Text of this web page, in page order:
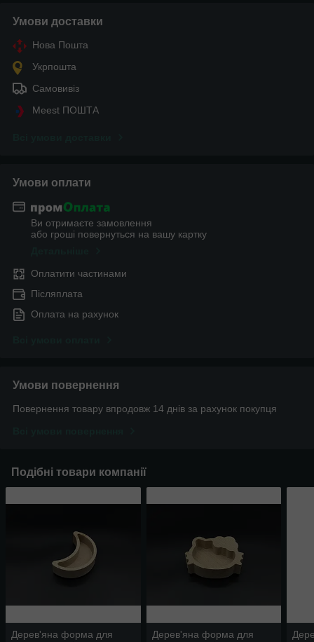
Умови доставки
Нова Пошта
Укрпошта
Самовивіз
Meest ПОШТА
Умови оплати
Ви отримаєте замовлення
або гроші повернуться на вашу картку
Оплатити частинами
Післяплата
Оплата на рахунок
Умови повернення
Повернення товару впродовж 14 днів за рахунок покупця
Подібні товари компанії
Дерев'яна форма для
Дерев'яна форма для